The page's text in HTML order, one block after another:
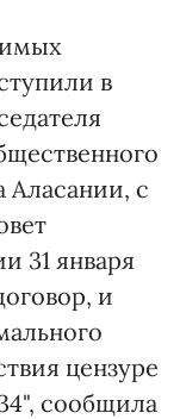
в
Аласании, с
31 января
и
цензуре
сообщила